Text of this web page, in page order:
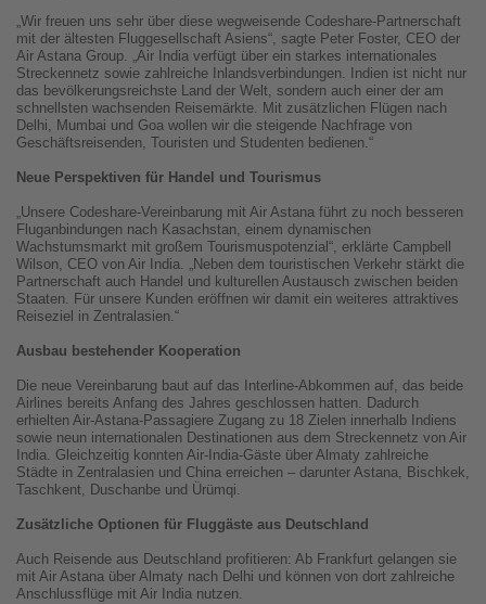
„Wir freuen uns sehr über diese wegweisende Codeshare-Partnerschaft
mit der ältesten Fluggesellschaft Asiens“, sagte Peter Foster, CEO der
Air Astana Group. „Air India verfügt über ein starkes internationales
Streckennetz sowie zahlreiche Inlandsverbindungen. Indien ist nicht nur
das bevölkerungsreichste Land der Welt, sondern auch einer der am
schnellsten wachsenden Reisemärkte. Mit zusätzlichen Flügen nach
Delhi, Mumbai und Goa wollen wir die steigende Nachfrage von
Geschäftsreisenden, Touristen und Studenten bedienen.“
Neue Perspektiven für Handel und Tourismus
„Unsere Codeshare-Vereinbarung mit Air Astana führt zu noch besseren
Fluganbindungen nach Kasachstan, einem dynamischen
Wachstumsmarkt mit großem Tourismuspotenzial“, erklärte Campbell
Wilson, CEO von Air India. „Neben dem touristischen Verkehr stärkt die
Partnerschaft auch Handel und kulturellen Austausch zwischen beiden
Staaten. Für unsere Kunden eröffnen wir damit ein weiteres attraktives
Reiseziel in Zentralasien.“
Ausbau bestehender Kooperation
Die neue Vereinbarung baut auf das Interline-Abkommen auf, das beide
Airlines bereits Anfang des Jahres geschlossen hatten. Dadurch
erhielten Air-Astana-Passagiere Zugang zu 18 Zielen innerhalb Indiens
sowie neun internationalen Destinationen aus dem Streckennetz von Air
India. Gleichzeitig konnten Air-India-Gäste über Almaty zahlreiche
Städte in Zentralasien und China erreichen – darunter Astana, Bischkek,
Taschkent, Duschanbe und Ürümqi.
Zusätzliche Optionen für Fluggäste aus Deutschland
Auch Reisende aus Deutschland profitieren: Ab Frankfurt gelangen sie
mit Air Astana über Almaty nach Delhi und können von dort zahlreiche
Anschlussflüge mit Air India nutzen.